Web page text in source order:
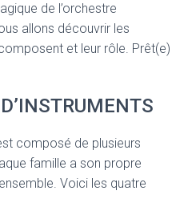
O
de l’orchestre
allons découvrir les
et leur rôle. Prêt(e)
composé de plusieurs
famille a son propre
Voici les quatre